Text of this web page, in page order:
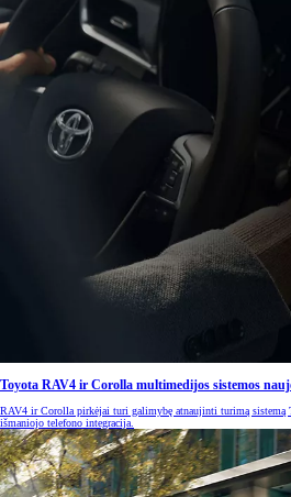
Toyota RAV4 ir Corolla multimedijos sistemos
RAV4 ir Corolla pirkėjai turi galimybę atnaujinti turimą sistemą
išmaniojo telefono integracija.